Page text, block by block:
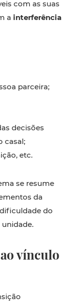
com as suas
a interferência
parceira;
decisões
casal;
etc.
se resume
da
do
vínculo